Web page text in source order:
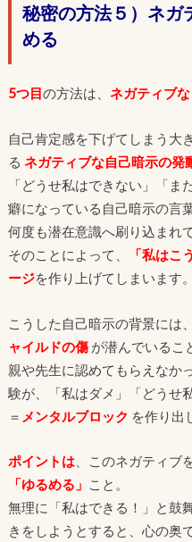
秘密の方法５）ネガ
める
5つ目 の方法は、 ネガティブ
自己肯定感を下げてしまう大
る ネガティブな自己暗示の発
「どうせ私はできない」「
癖になっている自己暗示の言
何度も潜在意識へ刷り込まれ
そのことによって、
「私はこ
ージを作り上げてしまいます。
こうした自己暗示の背景には
ャイルドの傷が潜んでいるこ
親や先生に認めてもらえなか
験が、「私はダメ」「どうせ
＝ メンタルブロック を作り出
ポイントは、このネガティブ
「ゆるめる」 こと。
無理に「私はできる！」と鼓
きをしようとすると、心の奥